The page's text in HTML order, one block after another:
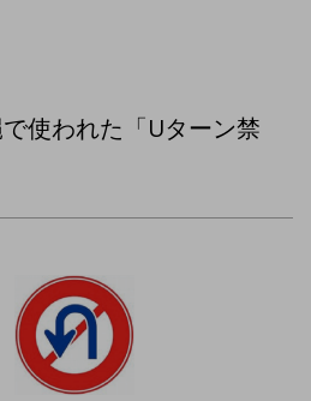
使われた「Uターン禁